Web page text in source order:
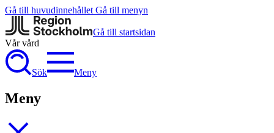
Gå till huvudinnehållet Gå till menyn
Gå till startsidan
Vår vård
Sök Meny
Meny